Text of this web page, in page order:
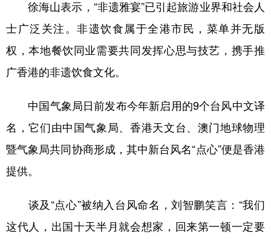
徐海山表示，“非遗雅宴”已引起旅游业界和社会人
士广泛关注。非遗饮食属于全港市民，菜单并无版
权，本地餐饮同业需要共同发挥心思与技艺，携手推
广香港的非遗饮食文化。
中国气象局日前发布今年新启用的9个台风中文译
名，它们由中国气象局、香港天文台、澳门地球物理
暨气象局共同协商形成，其中新台风名“点心”便是香港
提供。
谈及“点心”被纳入台风命名，刘智鹏笑言：“我们
这代人，出国十天半月就会想家，回来第一顿一定要